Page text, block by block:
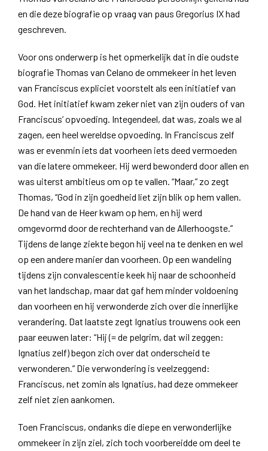
en die deze biografie op vraag van paus Gregorius IX had
geschreven.
Voor ons onderwerp is het opmerkelijk dat in die oudste
biografie Thomas van Celano de ommekeer in het leven
van Franciscus expliciet voorstelt als een initiatief van
God. Het initiatief kwam zeker niet van zijn ouders of van
Franciscus’ opvoeding. Integendeel, dat was, zoals we al
zagen, een heel wereldse opvoeding. In Franciscus zelf
was er evenmin iets dat voorheen iets deed vermoeden
van die latere ommekeer. Hij werd bewonderd door allen en
was uiterst ambitieus om op te vallen. “Maar,” zo zegt
Thomas, “God in zijn goedheid liet zijn blik op hem vallen.
De hand van de Heer kwam op hem, en hij werd
omgevormd door de rechterhand van de Allerhoogste.”
Tijdens de lange ziekte begon hij veel na te denken en wel
op een andere manier dan voorheen. Op een wandeling
tijdens zijn convalescentie keek hij naar de schoonheid
van het landschap, maar dat gaf hem minder voldoening
dan voorheen en hij verwonderde zich over die innerlijke
verandering. Dat laatste zegt Ignatius trouwens ook een
paar eeuwen later: “Hij (= de pelgrim, dat wil zeggen:
Ignatius zelf) begon zich over dat onderscheid te
verwonderen.” Die verwondering is veelzeggend:
Franciscus, net zomin als Ignatius, had deze ommekeer
zelf niet zien aankomen.
Toen Franciscus, ondanks die diepe en verwonderlijke
ommekeer in zijn ziel, zich toch voorbereidde om deel te